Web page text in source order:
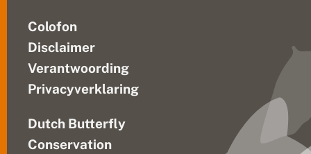
Colofon
Disclaimer
Verantwoording
Privacyverklaring
Dutch Butterfly
Conservation